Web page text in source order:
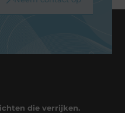
die verrijken.